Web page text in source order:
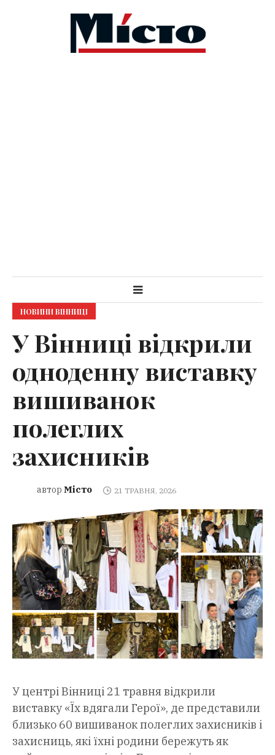
НОВИНИ ВІННИЦІ
У Вінниці відкрили
одноденну виставку
вишиванок
полеглих
захисників
автор Місто 21 ТРАВНЯ, 2026
У центрі Вінниці 21 травня відкрили
виставку «Їх вдягали Герої», де представили
близько 60 вишиванок полеглих захисників і
захисниць, які їхні родини бережуть як